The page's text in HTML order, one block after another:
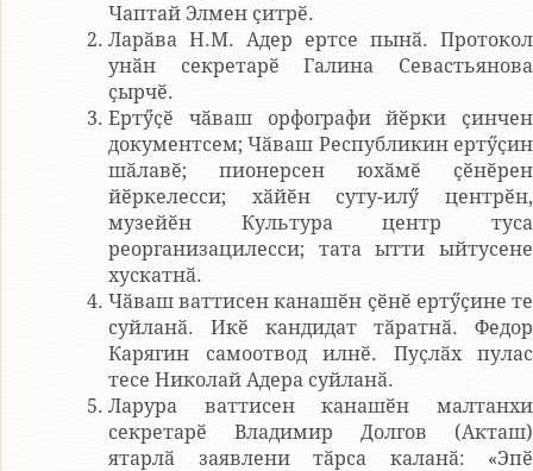
Чаптай Элмен ҫитрӗ.
Ларӑва Н.М. Адер ертсе пынӑ. Протокол
унӑн секретарӗ Галина Севастьянова
ҫырчӗ.
Ертӳҫӗ чӑваш орфографи йӗрки ҫинчен
документсем; Чӑваш Республикин ертӳҫин
шӑлавӗ; пионерсен юхӑмӗ ҫӗнӗрен
йӗркелесси; хӑйӗн суту-илӳ центрӗн,
музейӗн Культура центр туса
реорганизацилесси; тата ытти ыйтусене
хускатнӑ.
Чӑваш ваттисен канашӗн ҫӗнӗ ертӳҫине те
суйланӑ. Икӗ кандидат тӑратнӑ. Федор
Карягин самоотвод илнӗ. Пуҫлӑх пулас
тесе Николай Адера суйланӑ.
Ларура ваттисен канашӗн малтанхи
секретарӗ Владимир Долгов (Акташ)
ятарлӑ заявлени тӑрса каланӑ: «Эпӗ